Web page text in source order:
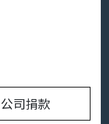
公司捐款